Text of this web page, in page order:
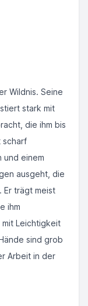
Wildnis. Seine
stark mit
die ihm bis
scharf
und einem
ausgeht, die
Er trägt meist
ihm
Leichtigkeit
sind grob
Arbeit in der